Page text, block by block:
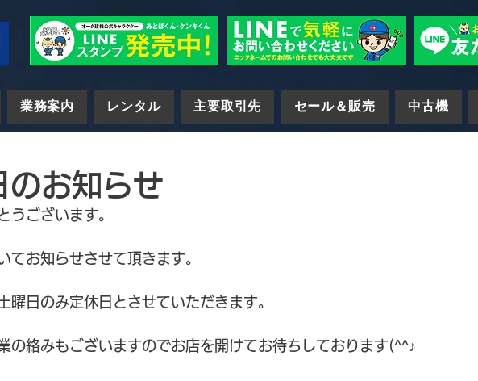
業務案内 レンタル 主要取引先 セール＆販売 中古機
お知らせ
うございます。
てお知らせさせて頂きます。
曜日のみ定休日とさせていただきます。
の絡みもございますのでお店を開けてお待ちしております(^^♪